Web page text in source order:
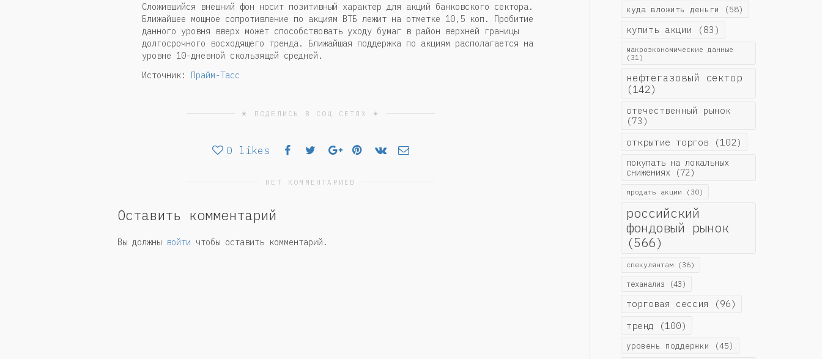
Сложившийся внешний фон носит позитивный характер для акций банковского сектора.
Ближайшее мощное сопротивление по акциям ВТБ лежит на отметке 10,5 коп. Пробитие
данного уровня вверх может способствовать уходу бумаг в район верхней границы
долгосрочного восходящего тренда. Ближайшая поддержка по акциям располагается на
уровне 10-дневной скользящей средней.
Источник: Прайм-Тасс
☀ ПОДЕЛИСЬ В СОЦ СЕТЯХ ☀
0 likes
НЕТ КОММЕНТАРИЕВ
Оставить комментарий
Вы должны войти чтобы оставить комментарий.
куда вложить деньги (58)
купить акции (83)
макроэкономические данные
(31)
нефтегазовый сектор
(142)
отечественный рынок
(73)
открытие торгов (102)
покупать на локальных
снижениях(72)
продать акции (30)
российский
фондовый рынок
(566)
спекулянтам(36)
теханализ (43)
торговая сессия (96)
тренд (100)
уровень поддержки (45)